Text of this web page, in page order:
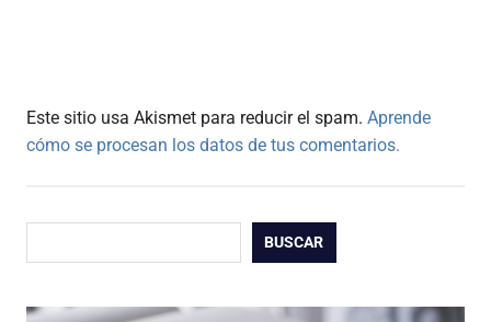
Este sitio usa Akismet para reducir el spam. Aprende
cómo se procesan los datos de tus comentarios.
BUSCAR